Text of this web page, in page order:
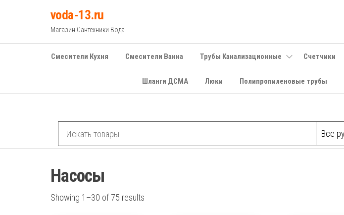
voda-13.ru
Магазин Сантехники Вода
Смесители Кухня Смесители Ванна Трубы Канализационные Счетчики
Шланги ДСМА Люки Полипропиленовые трубы
Насосы
Showing 1–30 of 75 results